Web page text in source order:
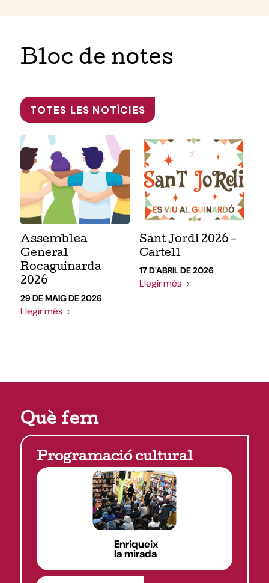
Bloc de notes
TOTES LES NOTÍCIES
Assemblea
General
Rocaguinarda
2026
29 DE MAIG DE 2026
Llegir més
Sant Jordi 2026 –
Cartell
17 D'ABRIL DE 2026
Llegir més
Què fem
Programació cultural
Enriqueix
la mirada